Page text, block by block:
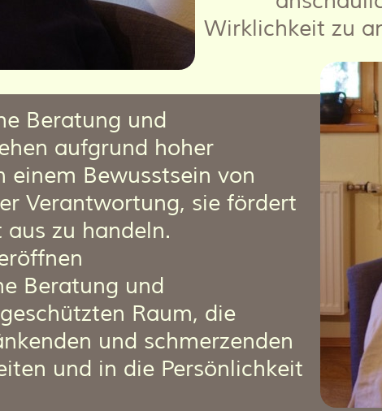
Wirklichkeit zu
Beratung und
aufgrund hoher
einem Bewusstsein von
Verantwortung, sie fördert
zu handeln.
Beratung und
Raum, die
und schmerzenden
und in die Persönlichkeit